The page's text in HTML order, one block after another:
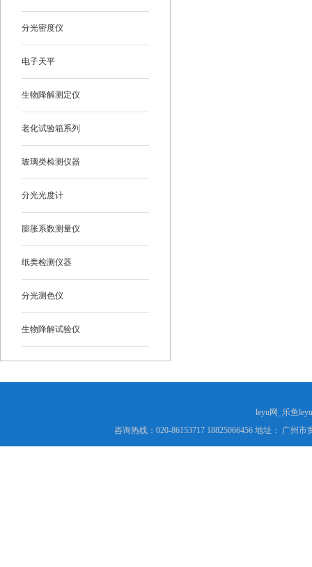
分光密度仪
电子天平
生物降解测定仪
老化试验箱系列
玻璃类检测仪器
分光光度计
膨胀系数测量仪
纸类检测仪器
分光测色仪
生物降解试验仪
leyu网_乐鱼
咨询热线：020-86153717 18825066456 地址： 广州